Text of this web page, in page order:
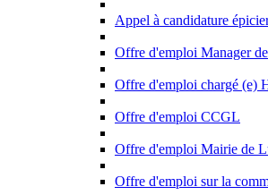
Appel à candidature
Offre d'emploi Manager
Offre d'emploi chargé (e)
Offre d'emploi CCGL
Offre d'emploi Mairie de
Offre d'emploi sur la